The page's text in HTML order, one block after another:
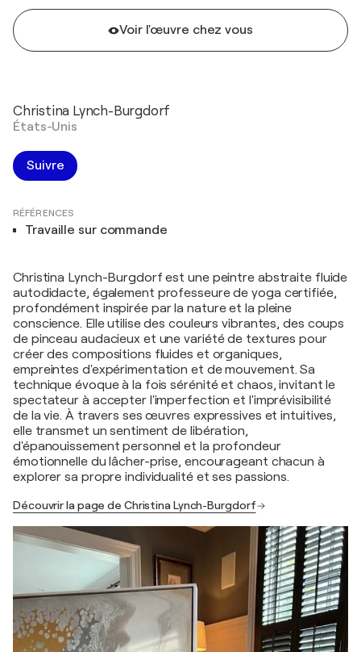
Voir l'œuvre chez vous
Christina Lynch-Burgdorf
États-Unis
Suivre
RÉFÉRENCES
Travaille sur commande
Christina Lynch-Burgdorf est une peintre abstraite fluide
autodidacte, également professeure de yoga certifiée,
profondément inspirée par la nature et la pleine
conscience. Elle utilise des couleurs vibrantes, des coups
de pinceau audacieux et une variété de textures pour
créer des compositions fluides et organiques,
empreintes d'expérimentation et de mouvement. Sa
technique évoque à la fois sérénité et chaos, invitant le
spectateur à accepter l'imperfection et l'imprévisibilité
de la vie. À travers ses œuvres expressives et intuitives,
elle transmet un sentiment de libération,
d'épanouissement personnel et la profondeur
émotionnelle du lâcher-prise, encourageant chacun à
explorer sa propre individualité et ses passions.
Découvrir la page de Christina Lynch-Burgdorf